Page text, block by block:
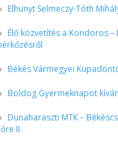
Elhunyt Selmeczy-Tóth
Élő közvetítés a Kondoros –
Békés Vármegyei
Boldog Gyermeknapot
Dunaharaszti MTK –
II.